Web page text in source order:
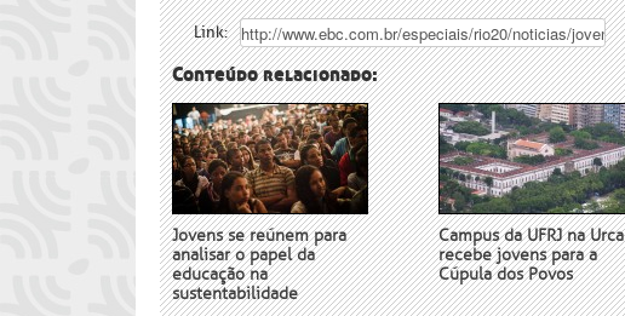
Link:
Conteúdo relacionado:
Jovens se reúnem para
analisar o papel da
educação na
sustentabilidade
Campus da UFRJ na Urca
recebe jovens para a
Cúpula dos Povos